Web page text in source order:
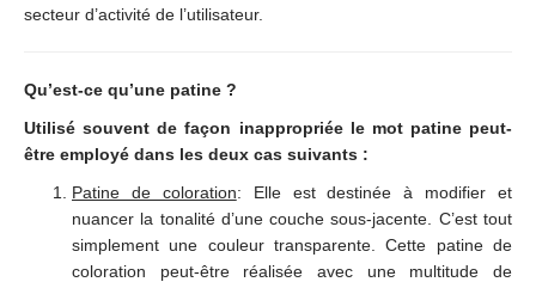
secteur d’activité de l’utilisateur.
Qu’est-ce qu’une patine ?
Utilisé souvent de façon inappropriée le mot patine peut-
être employé dans les deux cas suivants :
Patine de coloration: Elle est destinée à modifier et
nuancer la tonalité d’une couche sous-jacente. C’est tout
simplement une couleur transparente. Cette patine de
coloration peut-être réalisée avec une multitude de